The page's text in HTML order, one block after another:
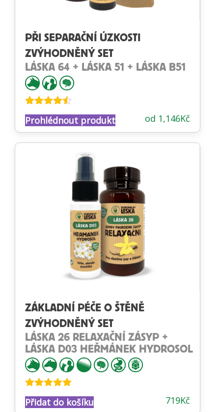
PŘI SEPARAČNÍ ÚZKOSTI
ZVÝHODNĚNÝ SET
LÁSKA 64 + LÁSKA 51 + LÁSKA B51
Hodnocení
4.45z 5 od 1,146Kč
Prohlédnout produkt
ZÁKLADNÍ PÉČE O ŠTĚNĚ
ZVÝHODNĚNÝ SET
LÁSKA 26 RELAXAČNÍ ZÁSYP +
LÁSKA D03 HEŘMÁNEK HYDROSOL
Hodnocení
4.93z 5 719Kč
Přidat do košíku